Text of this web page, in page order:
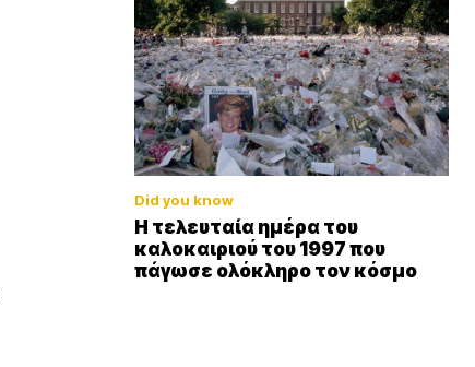
Did you know
Η τελευταία ημέρα του
καλοκαιριού του 1997 που
πάγωσε ολόκληρο τον κόσμο